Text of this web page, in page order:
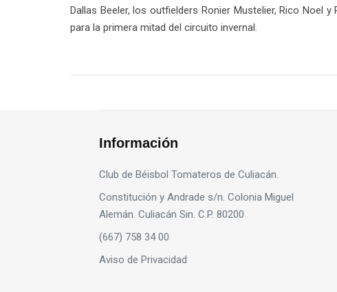
Dallas Beeler, los outfielders Ronier Mustelier, Rico Noel
para la primera mitad del circuito invernal.
Información
Club de Béisbol Tomateros de Culiacán.
Constitución y Andrade s/n. Colonia Miguel
Alemán. Culiacán Sin. C.P. 80200
(667) 758 34 00
Aviso de Privacidad